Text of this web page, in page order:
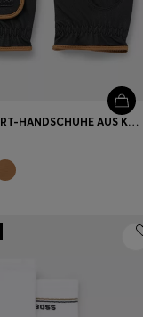
REITSPORT-HANDSCHUHE AUS KUNSTLEDER